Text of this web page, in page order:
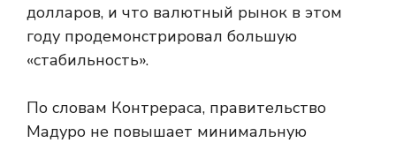
долларов, и что валютный рынок в этом
году продемонстрировал большую
«стабильность».
По словам Контрераса, правительство
Мадуро не повышает минимальную